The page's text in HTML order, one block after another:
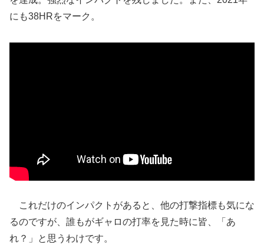
にも38HRをマーク。
これだけのインパクトがあると、他の打撃指標も気にな
るのですが、誰もがギャロの打率を見た時に皆、「あ
れ？」と思うわけです。